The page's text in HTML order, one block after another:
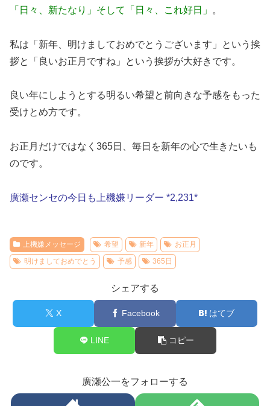
「日々、新たなり」そして「日々、これ好日」 。
私は「新年、明けましておめでとうございます」という挨
拶と「良いお正月ですね」という挨拶が大好きです。
良い年にしようとする明るい希望と前向きな予感をもった
受けとめ方です。
お正月だけではなく365日、毎日を新年の心で生きたいも
のです。
廣瀬センセの今日も上機嫌リーダー *2,231*
上機嫌メッセージ 希望 新年
お正月
明けましておめでとう
予感 365日
シェアする
X Facebook はてブ
LINE コピー
廣瀬公一をフォローする